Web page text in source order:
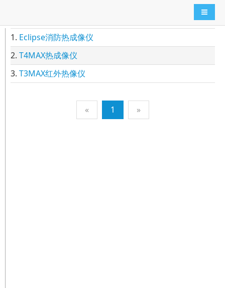
导航切
1. Eclipse消防热成像仪
2. T4MAX热成像仪
3. T3MAX红外热像仪
« 1 »